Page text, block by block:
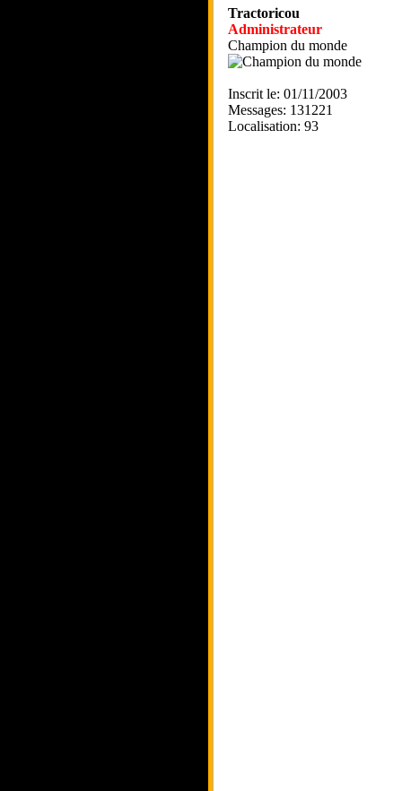
Tractoricou
Administrateur
Champion du monde
Inscrit le: 01/11/2003
Messages: 131221
Localisation: 93